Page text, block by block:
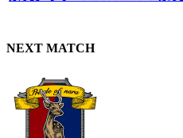
NEXT MATCH